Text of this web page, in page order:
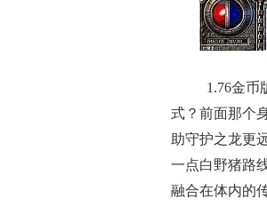
1.76金币
式？前面那个
助守护之龙更
一点白野猪路
融合在体内的